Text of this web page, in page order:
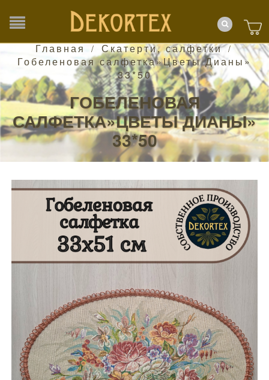
Главная / Скатерти, салфетки /
Гобеленовая салфетка»Цветы Дианы»
33*50
ГОБЕЛЕНОВАЯ
САЛФЕТКА»ЦВЕТЫ ДИАНЫ»
33*50